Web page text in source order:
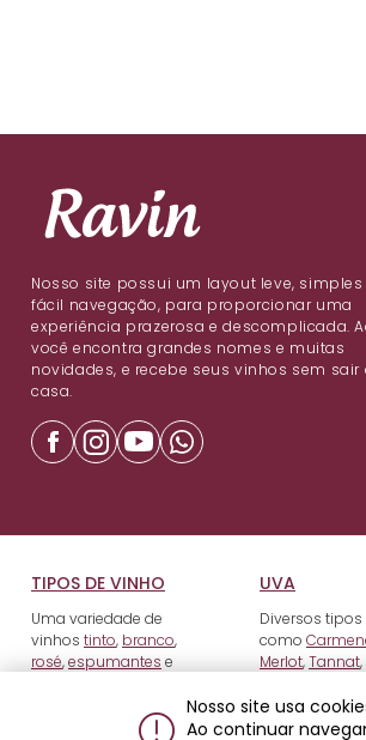
Nosso site possui um layout leve, simples
fácil navegação, para proporcionar uma
experiência prazerosa e descomplicada.
você encontra grandes nomes e muitas
novidades, e recebe seus vinhos sem sair
casa.
TIPOS DE VINHO
Uma variedade de
vinhos tinto, branco,
rosé,espumantes e
UVA
Diversos tipos
como
Merlot,Tannat,
Nosso site usa
Ao continuar